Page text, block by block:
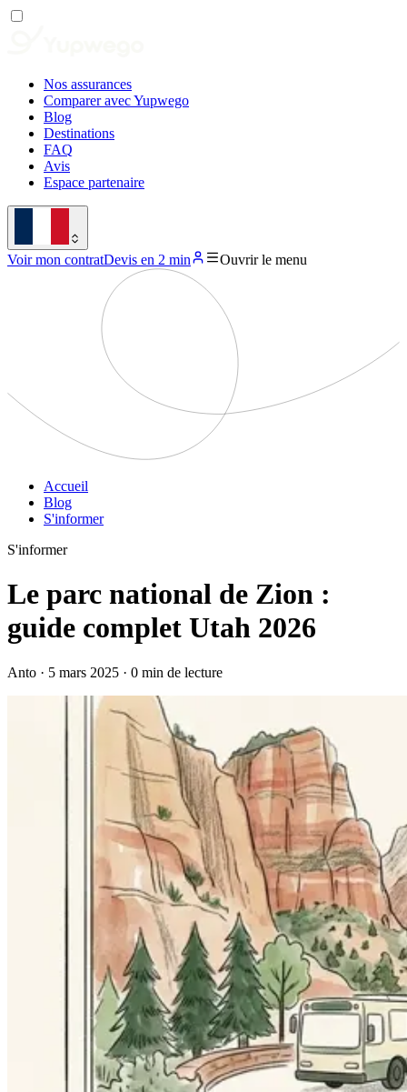
Nos assurances
Comparer avec Yupwego
Blog
Destinations
FAQ
Avis
Espace partenaire
Voir mon contratDevis en 2 min Ouvrir le menu
Accueil
Blog
S'informer
S'informer
Le parc national de Zion :
guide complet Utah 2026
Anto · 5 mars 2025 · 0 min de lecture